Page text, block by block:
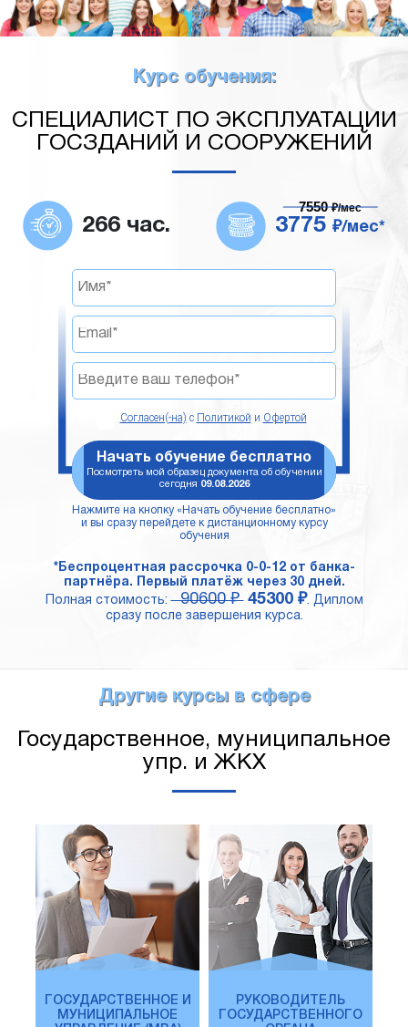
Курс обучения:
СПЕЦИАЛИСТ ПО ЭКСПЛУАТАЦИИ
ГОСЗДАНИЙ И СООРУЖЕНИЙ
266 час. 3775 ₽/мес*
7550₽/мес
Согласен(-на) с Политикой и Офертой
Начать обучение бесплатно
Посмотреть мой образец документа об обучении
сегодня 09.08.2026
Нажмите на кнопку «Начать обучение бесплатно»
и вы сразу перейдете к дистанционному курсу
обучения
*Беспроцентная рассрочка 0-0-12 от банка-
партнёра. Первый платёж через 30 дней.
Полная стоимость:90600 ₽ 45300 ₽. Диплом
сразу после завершения курса.
Другие курсы в сфере
Государственное, муниципальное
упр. и ЖКХ
ГОСУДАРСТВЕННОЕ И
МУНИЦИПАЛЬНОЕ
РУКОВОДИТЕЛЬ
ГОСУДАРСТВЕННОГО